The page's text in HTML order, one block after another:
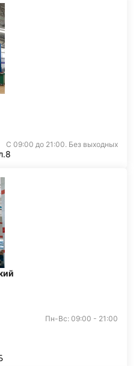
С 09:00 до 21:00. Без выходных
Пн-Вс: 09:00 - 21:00